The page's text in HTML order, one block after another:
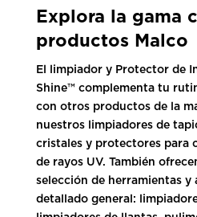
Explora la gama
productos Malco
El limpiador y Protector de
Shine™ complementa tu
con otros productos de la
nuestros limpiadores de
cristales y protectores para
de rayos UV. También
selección de herramientas y
detallado general: